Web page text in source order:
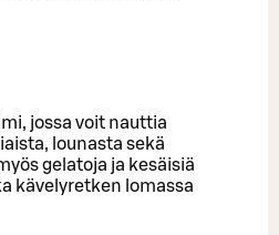
jossa voit nauttia
lounasta sekä
gelatoja ja kesäisiä
kävelyretken lomassa